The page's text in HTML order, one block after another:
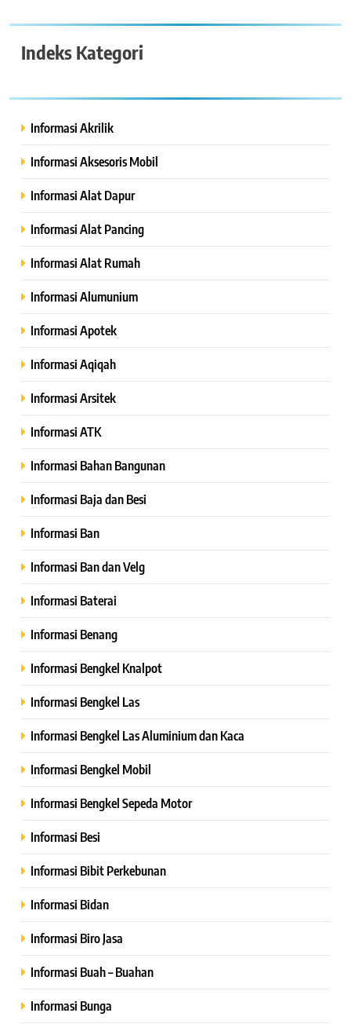
Indeks Kategori
Informasi Akrilik
Informasi Aksesoris Mobil
Informasi Alat Dapur
Informasi Alat Pancing
Informasi Alat Rumah
Informasi Alumunium
Informasi Apotek
Informasi Aqiqah
Informasi Arsitek
Informasi ATK
Informasi Bahan Bangunan
Informasi Baja dan Besi
Informasi Ban
Informasi Ban dan Velg
Informasi Baterai
Informasi Benang
Informasi Bengkel Knalpot
Informasi Bengkel Las
Informasi Bengkel Las Aluminium dan Kaca
Informasi Bengkel Mobil
Informasi Bengkel Sepeda Motor
Informasi Besi
Informasi Bibit Perkebunan
Informasi Bidan
Informasi Biro Jasa
Informasi Buah – Buahan
Informasi Bunga